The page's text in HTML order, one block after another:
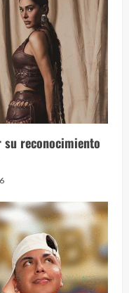
reconocimiento